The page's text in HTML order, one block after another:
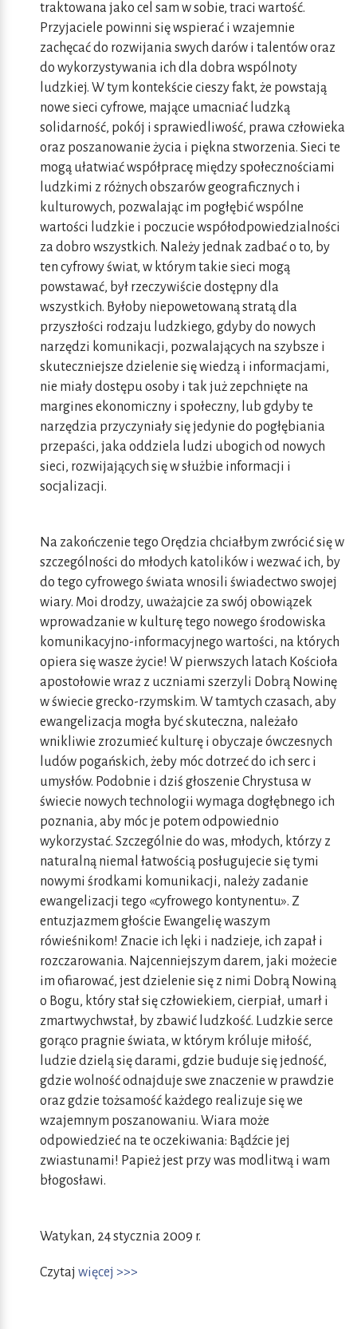
traktowana jako cel sam w sobie, traci wartość.
Przyjaciele powinni się wspierać i wzajemnie
zachęcać do rozwijania swych darów i talentów oraz
do wykorzystywania ich dla dobra wspólnoty
ludzkiej. W tym kontekście cieszy fakt, że powstają
nowe sieci cyfrowe, mające umacniać ludzką
solidarność, pokój i sprawiedliwość, prawa człowieka
oraz poszanowanie życia i piękna stworzenia. Sieci te
mogą ułatwiać współpracę między społecznościami
ludzkimi z różnych obszarów geograficznych i
kulturowych, pozwalając im pogłębić wspólne
wartości ludzkie i poczucie współodpowiedzialności
za dobro wszystkich. Należy jednak zadbać o to, by
ten cyfrowy świat, w którym takie sieci mogą
powstawać, był rzeczywiście dostępny dla
wszystkich. Byłoby niepowetowaną stratą dla
przyszłości rodzaju ludzkiego, gdyby do nowych
narzędzi komunikacji, pozwalających na szybsze i
skuteczniejsze dzielenie się wiedzą i informacjami,
nie miały dostępu osoby i tak już zepchnięte na
margines ekonomiczny i społeczny, lub gdyby te
narzędzia przyczyniały się jedynie do pogłębiania
przepaści, jaka oddziela ludzi ubogich od nowych
sieci, rozwijających się w służbie informacji i
socjalizacji.
Na zakończenie tego Orędzia chciałbym zwrócić się w
szczególności do młodych katolików i wezwać ich, by
do tego cyfrowego świata wnosili świadectwo swojej
wiary. Moi drodzy, uważajcie za swój obowiązek
wprowadzanie w kulturę tego nowego środowiska
komunikacyjno-informacyjnego wartości, na których
opiera się wasze życie! W pierwszych latach Kościoła
apostołowie wraz z uczniami szerzyli Dobrą Nowinę
w świecie grecko-rzymskim. W tamtych czasach, aby
ewangelizacja mogła być skuteczna, należało
wnikliwie zrozumieć kulturę i obyczaje ówczesnych
ludów pogańskich, żeby móc dotrzeć do ich serc i
umysłów. Podobnie i dziś głoszenie Chrystusa w
świecie nowych technologii wymaga dogłębnego ich
poznania, aby móc je potem odpowiednio
wykorzystać. Szczególnie do was, młodych, którzy z
naturalną niemal łatwością posługujecie się tymi
nowymi środkami komunikacji, należy zadanie
ewangelizacji tego «cyfrowego kontynentu». Z
entuzjazmem głoście Ewangelię waszym
rówieśnikom! Znacie ich lęki i nadzieje, ich zapał i
rozczarowania. Najcenniejszym darem, jaki możecie
im ofiarować, jest dzielenie się z nimi Dobrą Nowiną
o Bogu, który stał się człowiekiem, cierpiał, umarł i
zmartwychwstał, by zbawić ludzkość. Ludzkie serce
gorąco pragnie świata, w którym króluje miłość,
ludzie dzielą się darami, gdzie buduje się jedność,
gdzie wolność odnajduje swe znaczenie w prawdzie
oraz gdzie tożsamość każdego realizuje się we
wzajemnym poszanowaniu. Wiara może
odpowiedzieć na te oczekiwania: Bądźcie jej
zwiastunami! Papież jest przy was modlitwą i wam
błogosławi.
Watykan, 24 stycznia 2009 r.
Czytaj więcej >>>